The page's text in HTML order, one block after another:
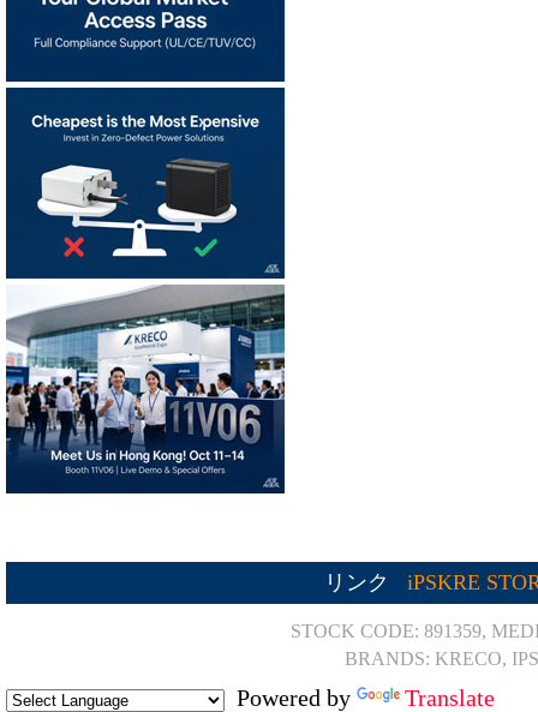
リンク iPSKRE
STOCK CODE: 891359,
BRANDS: KRECO,
Powered by Translate